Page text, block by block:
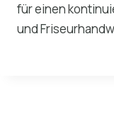
für einen
und